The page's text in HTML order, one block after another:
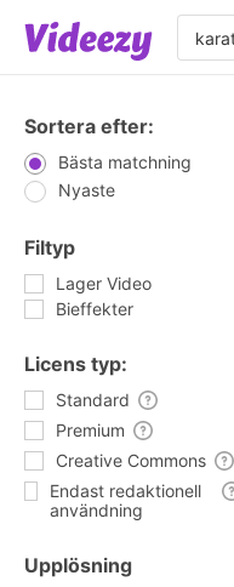
Sortera efter:
Bästa matchning
Nyaste
Filtyp
Lager Video
Bieffekter
Licens typ:
Standard
Premium
Creative Commons
Endast redaktionell
användning
Upplösning